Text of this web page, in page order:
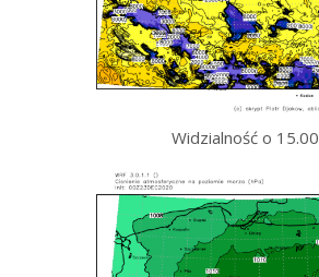
Widzialność o 15.00